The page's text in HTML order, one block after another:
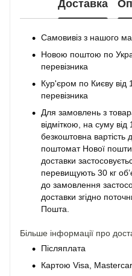
Доставка
Самовивіз з нашого
Новою поштою по
перевізника
Кур'єром по Києву
перевізника
Для замовлень з
відміткою, на суму від
безкоштовна вартість
поштомат Нової
доставки
перевищують 30 кг
до замовлення
доставки згідно
Пошта.
Більше інформації про
Післяплата
Картою Visa,